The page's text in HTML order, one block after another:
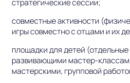
стратегические сессии;
совместные активности
игры совместно с отцами и их
площадки для детей
развивающими мастер-
мастерскими, групповой